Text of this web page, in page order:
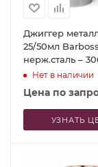
Джиггер
25/50мл
нерж.сталь –
P.L. Proff Cuisine
Нет в наличии
Цена по
УЗНАТЬ